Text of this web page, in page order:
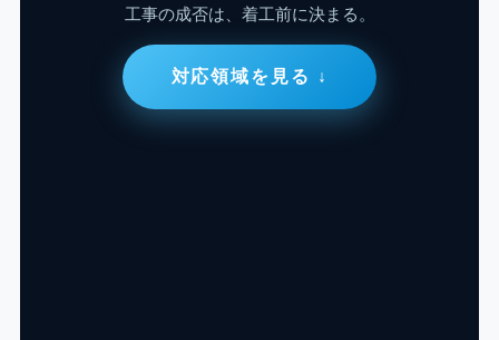
工事の成否は、着工前に決まる。
対応領域を見る ↓